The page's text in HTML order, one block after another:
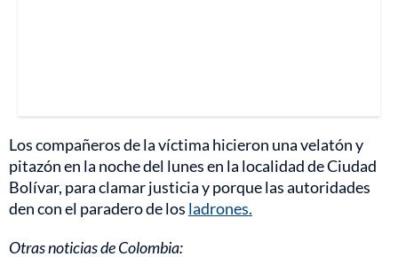
Los compañeros de la víctima hicieron una velatón y
pitazón en la noche del lunes en la localidad de Ciudad
Bolívar, para clamar justicia y porque las autoridades
den con el paradero de los ladrones.
Otras noticias de Colombia: